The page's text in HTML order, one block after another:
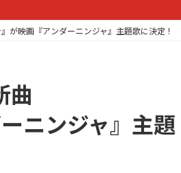
が映画『アンダーニンジャ』主題歌に決定！
曲
ニンジャ』主題